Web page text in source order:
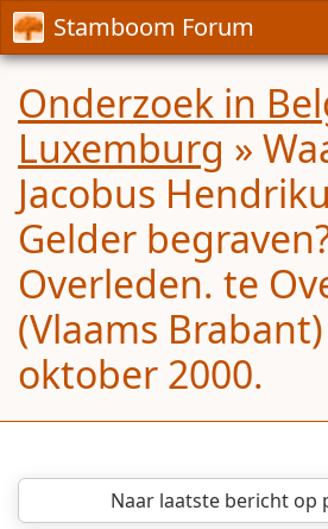
Stamboom Forum
Onderzoek in
Luxemburg »
Jacobus
Gelder
Overleden. te
(Vlaams
oktober 2000.
Naar laatste berichtop